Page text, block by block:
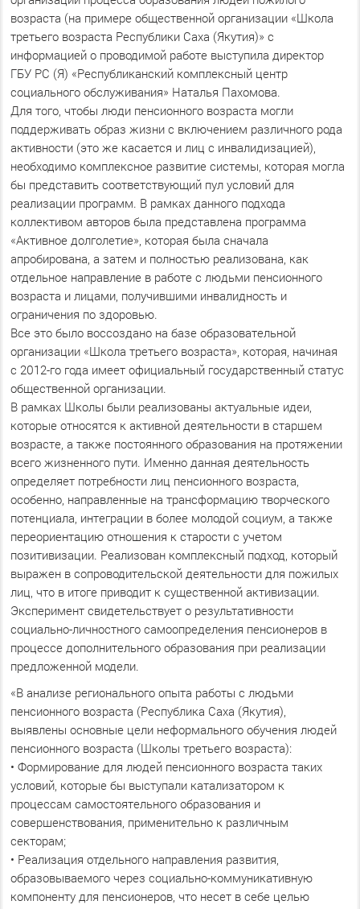
возраста (на примере общественной организации «Школа
третьего возраста Республики Саха (Якутия)» с
информацией о проводимой работе выступила директор
ГБУ РС (Я) «Республиканский комплексный центр
социального обслуживания» Наталья Пахомова.
Для того, чтобы люди пенсионного возраста могли
поддерживать образ жизни с включением различного рода
активности (это же касается и лиц с инвалидизацией),
необходимо комплексное развитие системы, которая могла
бы представить соответствующий пул условий для
реализации программ. В рамках данного подхода
коллективом авторов была представлена программа
«Активное долголетие», которая была сначала
апробирована, а затем и полностью реализована, как
отдельное направление в работе с людьми пенсионного
возраста и лицами, получившими инвалидность и
ограничения по здоровью.
Все это было воссоздано на базе образовательной
организации «Школа третьего возраста», которая, начиная
с 2012-го года имеет официальный государственный статус
общественной организации.
В рамках Школы были реализованы актуальные идеи,
которые относятся к активной деятельности в старшем
возрасте, а также постоянного образования на протяжении
всего жизненного пути. Именно данная деятельность
определяет потребности лиц пенсионного возраста,
особенно, направленные на трансформацию творческого
потенциала, интеграции в более молодой социум, а также
переориентацию отношения к старости с учетом
позитивизации. Реализован комплексный подход, который
выражен в сопроводительской деятельности для пожилых
лиц, что в итоге приводит к существенной активизации.
Эксперимент свидетельствует о результативности
социально-личностного самоопределения пенсионеров в
процессе дополнительного образования при реализации
предложенной модели.
«В анализе регионального опыта работы с людьми
пенсионного возраста (Республика Саха (Якутия),
выявлены основные цели неформального обучения людей
пенсионного возраста (Школы третьего возраста):
• Формирование для людей пенсионного возраста таких
условий, которые бы выступали катализатором к
процессам самостоятельного образования и
совершенствования, применительно к различным
секторам;
• Реализация отдельного направления развития,
образовываемого через социально-коммуникативную
компоненту для пенсионеров, что несет в себе целью